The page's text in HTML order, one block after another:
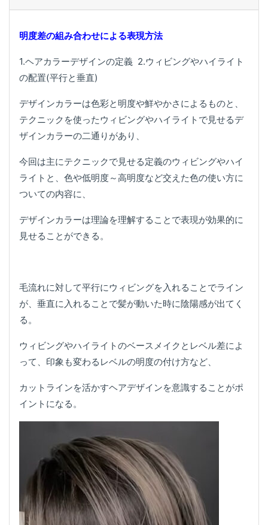
明度差の組み合わせによる表現方法
1.ヘアカラーデザインの定義 2.ウィビングやハイライト
の配置(平行と垂直)
デザインカラーは色彩と明度や鮮やかさによるものと、
テクニックを使ったウィビングやハイライトで見せるデ
ザインカラーの二通りがあり、
今回は主にテクニックで見せる定義のウィビングやハイ
ライトと、色や低明度～高明度など交えた色の使い方に
ついての内容に、
デザインカラーは理論を理解することで表現が効果的に
見せることができる。
毛流れに対して平行にウィビングを入れることでライン
が、垂直に入れることで髪が動いた時に陰陽感が出てく
る。
ウィビングやハイライトのベースメイクとレベル差によ
って、印象も変わるレベルの明度の付け方など、
カットラインを活かすヘアデザインを意識することがポ
イントになる。